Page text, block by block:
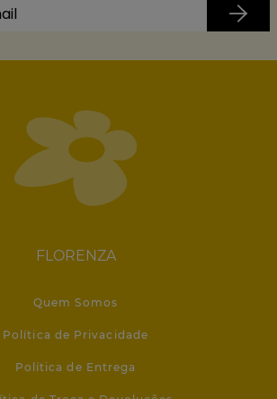
FLORENZA
Quem Somos
Política de Privacidade
Política de Entrega